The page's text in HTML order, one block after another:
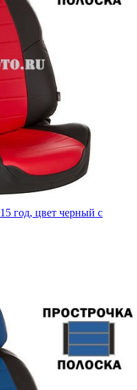
год, цвет черный с